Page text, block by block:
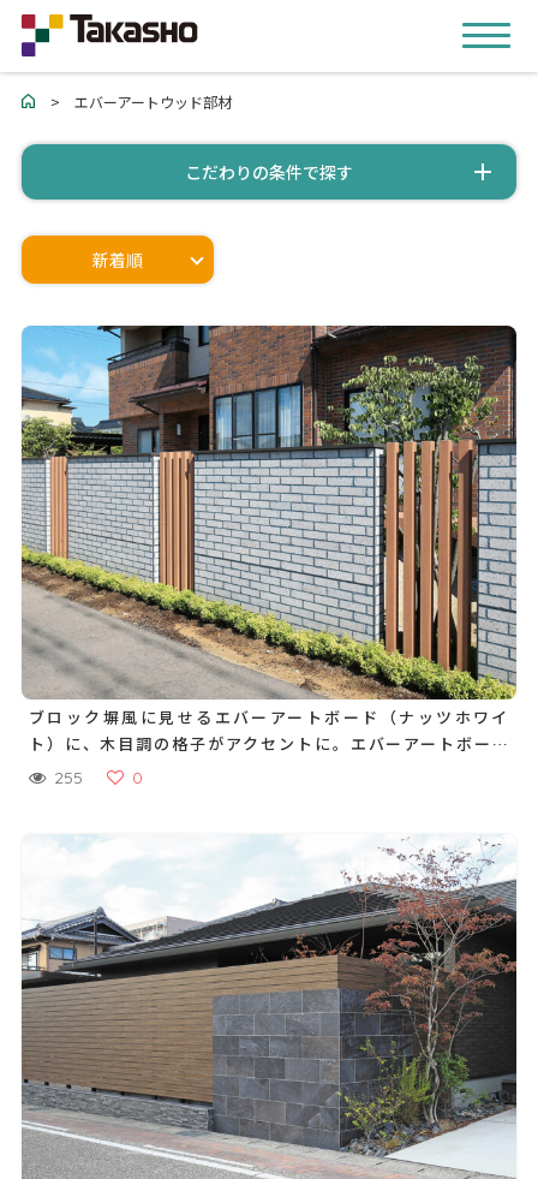
> エバーアートウッド部材
こだわりの条件で探す
ブロック塀風に見せるエバーアートボード（ナッツホワイ
ト）に、木目調の格子がアクセントに。エバーアートボード
は、汚れにも強くメンテナンスも簡単です
255 0